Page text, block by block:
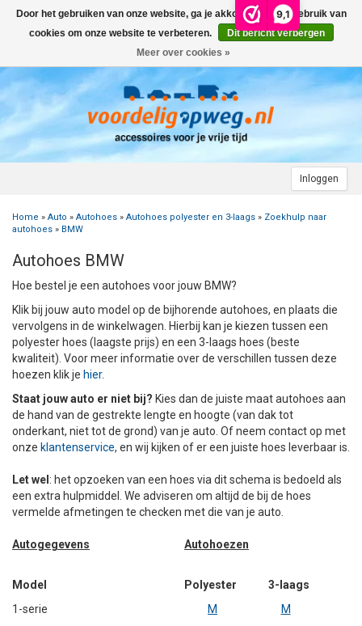
9,1
Inloggen
Menu
FIETSENDRAGER
FIETSENDRAGER OP DE TREKHAAK
FIETSENDRAGER VOOR ELEKTRISCHE FIETSEN
TWINNY LOAD ONDERDELEN
FIETSENDRAGER TOEBEHOREN
INFORMATIE OVER FIETSENDRAGERS
DAKDRAGERS
FORD
OPEL
PEUGEOT
RENAULT
VOLKSWAGEN (TOT VW PASSAT)
OVERIGE AUTOMERKEN
INFORMATIE DAKDRAGER SYSTEMEN
+
AUTOHOES POLYESTER EN 3-LAAGS
DAKHOES POLYESTER
INFORMATIE OVER AUTOHOEZEN
WIELDOPPEN
12 INCH
13 INCH
14 INCH
16 INCH
INFORMATIE OVER WIELDOPPEN
LAADKABEL ELEKTRISCHE AUTO
LAADKABEL TYPE 2
LAADKABEL TYPE 1
STARTEN & LADEN
ELEKTRISCH LADEN
JUMPSTARTER
VEILIG OP WEG
AUTOSTOELTJE
INFORMATIE OVER DAKKOFFERS +
SNEEUWKETTINGEN
BESTELWAGEN
INFORMATIE OVER WETGEVING
CAMPER
WIELDOPPEN
+
ZOEKHULP NAAR CAMPERHOES
INFORMATIE OVER CAMPERHOEZEN
SNEEUWKETTINGEN
PECH ONDERWEG
STARTKABELS EN ACCUBOOSTER
VEILIG OP WEG
ACCULADER
AANHANGWAGEN
ACCESSOIRES
INFORMATIE OVER STEKKERS & STEKKERDOZEN
ONDERDELEN
REGELGEVING M.B.T. VERLICHTING
ADVIES BIJ DEFECTE VERLICHTING
+
ACCULADER
ACCESSOIRES
CARAVAN
ACCULADER
ACCESSOIRES
INFORMATIE OVER STEKKERS & STEKKERDOZEN
ONDERDELEN
ADVIES BIJ DEFECTE VERLICHTING
INFORMATIE OVER CARAVANHOEZEN
TOPDEALS
AUTO
CAMPER
MOTOR
ZOMER DEALS
Home » Auto » Autohoes » Autohoes polyester en 3-laags » Zoekhulp naar
autohoes » BMW
Autohoes BMW
Hoe bestel je een autohoes voor jouw BMW?
Klik bij jouw auto model op de bijhorende autohoes, en plaats die
vervolgens in de winkelwagen. Hierbij kan je kiezen tussen een
polyester hoes (laagste prijs) en een 3-laags hoes (beste
kwaliteit). Voor meer informatie over de verschillen tussen deze
hoezen klik je hier.
Staat jouw auto er niet bij? Kies dan de juiste maat autohoes aan
de hand van de gestrekte lengte en hoogte (van dak tot
onderkant, niet tot de grond) van je auto. Of neem contact op met
onze klantenservice, en wij kijken of er een juiste hoes leverbaar is.
Let wel : het opzoeken van een hoes via dit schema is bedoeld als
een extra hulpmiddel. We adviseren om altijd de bij de hoes
vermelde afmetingen te checken met die van je auto.
Autogegevens Autohoezen
Model Polyester 3-laags
1-serie
M
M
Door het gebruiken van onze website, ga je akkoord met het gebruik van
cookies om onze website te verbeteren.
Dit bericht verbergen
Meer over cookies »